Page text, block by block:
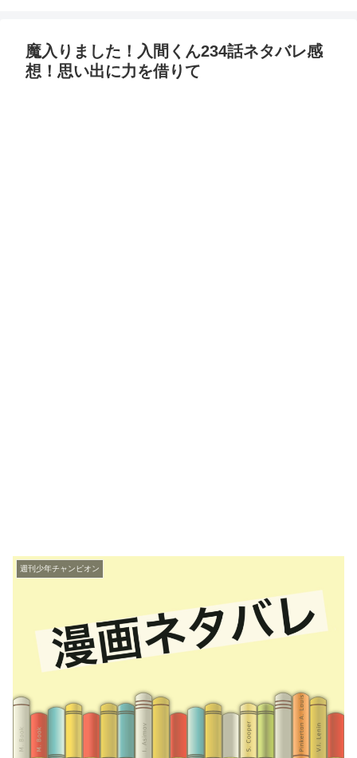
魔入りました！入間くん234話ネタバレ感
想！思い出に力を借りて
週刊少年チャンピオン